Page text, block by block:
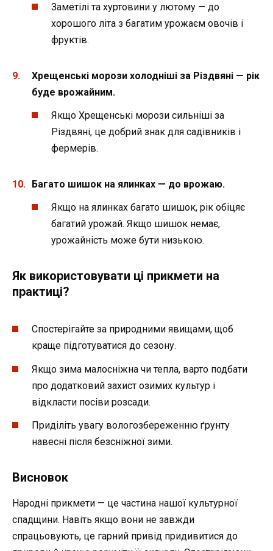
Заметілі та хуртовини у лютому — до
хорошого літа з багатим урожаєм овочів і
фруктів.
Хрещенські морози холодніші за Різдвяні — рік
буде врожайним.
Якщо Хрещенські морози сильніші за
Різдвяні, це добрий знак для садівників і
фермерів.
Багато шишок на ялинках — до врожаю.
Якщо на ялинках багато шишок, рік обіцяє
багатий урожай. Якщо шишок немає,
урожайність може бути низькою.
Як використовувати ці прикмети на
практиці?
Спостерігайте за природними явищами, щоб
краще підготуватися до сезону.
Якщо зима малосніжна чи тепла, варто подбати
про додатковий захист озимих культур і
відкласти посіви розсади.
Приділіть увагу вологозбереженню ґрунту
навесні після безсніжної зими.
Висновок
Народні прикмети — це частина нашої культурної
спадщини. Навіть якщо вони не завжди
спрацьовують, це гарний привід придивитися до